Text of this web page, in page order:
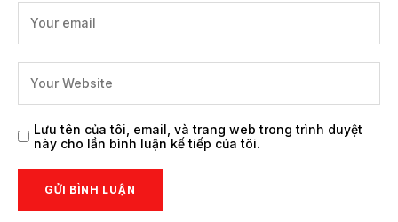
Lưu tên của tôi, email, và trang web trong trình duyệt
này cho lần bình luận kế tiếp của tôi.